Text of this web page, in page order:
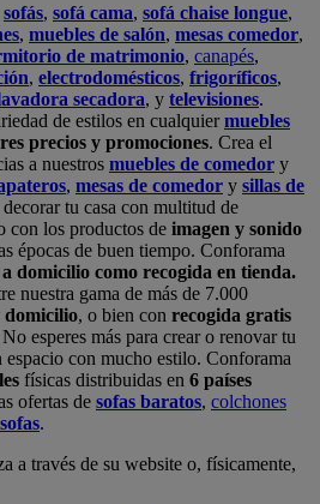
sofás, sofá cama, sofá chaise longue,
, muebles de salón, mesas comedor,
de matrimonio, canapés,
, electrodomésticos, frigoríficos,
secadora, y televisiones.
de estilos en cualquiermuebles
precios y promociones. Crea el
a nuestros muebles de comedor y
, mesas de comedor y sillas de
tu casa con multitud de
con los productos de imagen y sonido
épocas de buen tiempo. Conforama
domicilio como recogida en tienda.
nuestra gama de más de 7.000
, o bien con recogida gratis
No esperes más para crear o renovar tu
con mucho estilo. Conforama
físicas distribuidas en 6 países
ofertas de sofas baratos, colchones
.
a través de su website o, físicamente,